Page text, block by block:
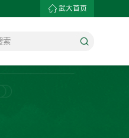
武大首页